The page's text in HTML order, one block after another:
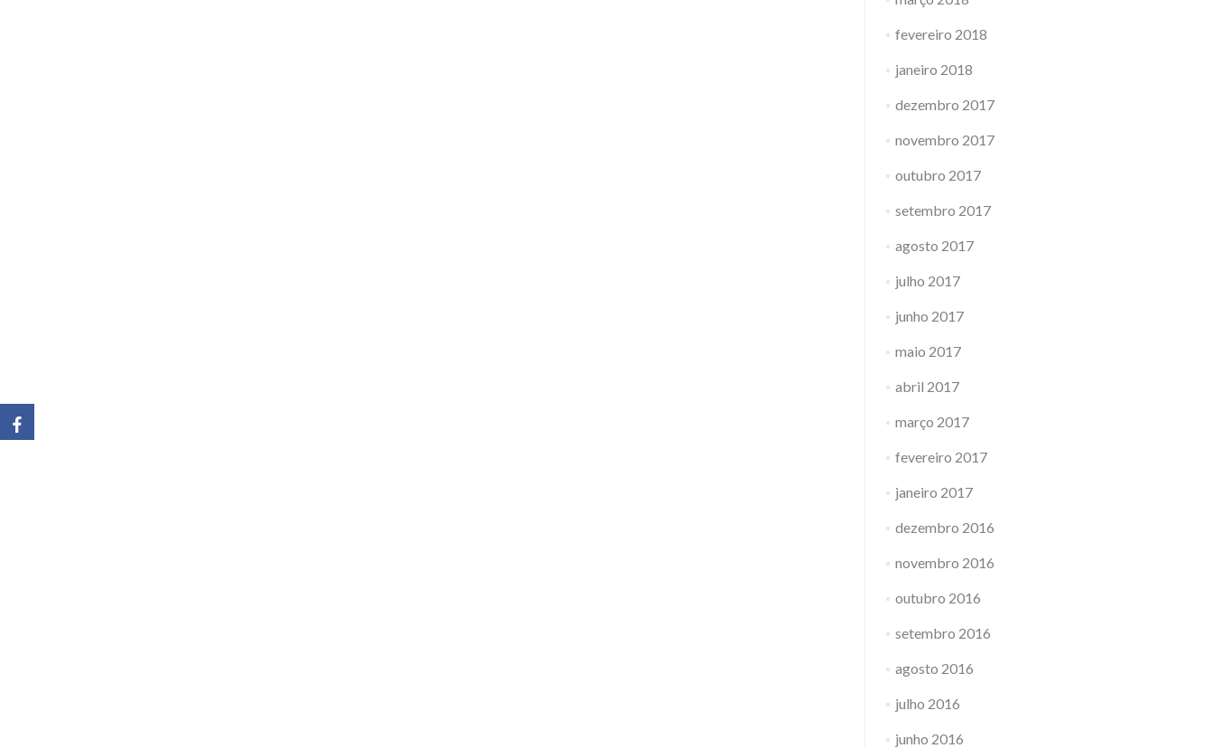
fevereiro 2018
janeiro 2018
dezembro 2017
novembro 2017
outubro 2017
setembro 2017
agosto 2017
julho 2017
junho 2017
maio 2017
abril 2017
março 2017
fevereiro 2017
janeiro 2017
dezembro 2016
novembro 2016
outubro 2016
setembro 2016
agosto 2016
julho 2016
junho 2016